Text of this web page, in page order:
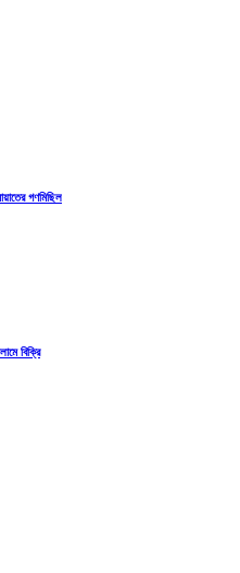
গণমিছিল
বিক্রি